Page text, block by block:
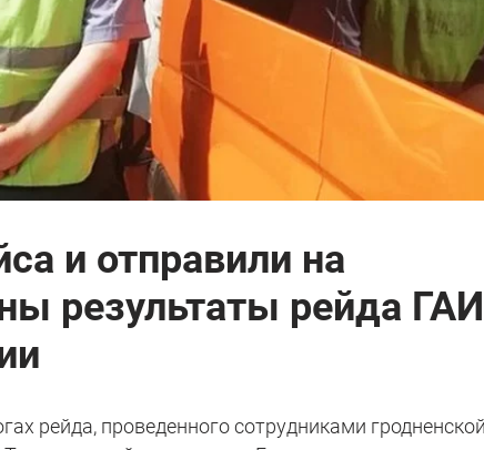
и отправили на
результаты рейда
рейда, проведенного сотрудниками